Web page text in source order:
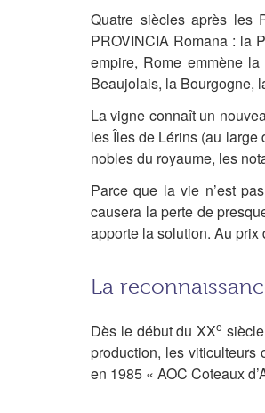
Quatre siècles après les
PROVINCIA Romana : la
empire, Rome emmène
Beaujolais, la Bourgogne,
La vigne connaît un
les Îles de Lérins (au
nobles du royaume, les
Parce que la vie n’est
causera la perte de
apporte la solution. Au
La
Dès le début du XXe
production, les viticulteurs
en 1985 « AOC Coteaux